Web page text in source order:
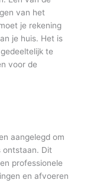
van het
je rekening
je huis. Het is
te
voor de
aangelegd om
ontstaan. Dit
professionele
en afvoeren